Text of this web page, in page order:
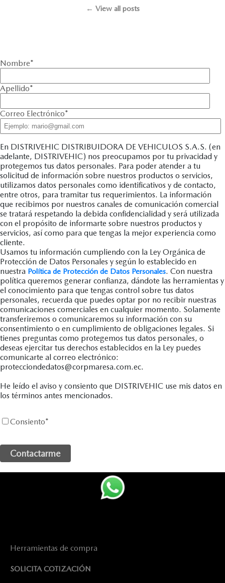
← View all posts
Nombre*
Apellido*
Correo Electrónico*
En DISTRIVEHIC DISTRIBUIDORA DE VEHICULOS S.A.S. (en
adelante, DISTRIVEHIC) nos preocupamos por tu privacidad y
protegemos tus datos personales. Para poder atender a tu
solicitud de información sobre nuestros productos o servicios,
utilizamos datos personales como identificativos y de contacto,
entre otros, para tramitar tus requerimientos. La información
que recibimos por nuestros canales de comunicación comercial
se tratará respetando la debida confidencialidad y será utilizada
con el propósito de informarte sobre nuestros productos y
servicios, así como para que tengas la mejor experiencia como
cliente.
Usamos tu información cumpliendo con la Ley Orgánica de
Protección de Datos Personales y según lo establecido en
nuestra Política de Protección de Datos Personales. Con nuestra
política queremos generar confianza, dándote las herramientas y
el conocimiento para que tengas control sobre tus datos
personales, recuerda que puedes optar por no recibir nuestras
comunicaciones comerciales en cualquier momento. Solamente
transferiremos o comunicaremos su información con su
consentimiento o en cumplimiento de obligaciones legales. Si
tienes preguntas como protegemos tus datos personales, o
deseas ejercitar tus derechos establecidos en la Ley puedes
comunicarte al correo electrónico:
protecciondedatos@corpmaresa.com.ec.
He leído el aviso y consiento que DISTRIVEHIC use mis datos en
los términos antes mencionados.
Consiento*
Herramientas de compra
SOLICITA COTIZACIÓN